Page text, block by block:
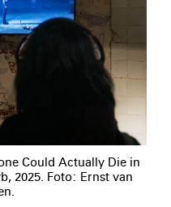
Could Actually Die in
2025. Foto: Ernst van